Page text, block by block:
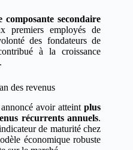
composante secondaire
employés de
des fondateurs de
à la croissance
des revenus
avoir atteintplus
récurrents annuels.
de maturité chez
économique robuste